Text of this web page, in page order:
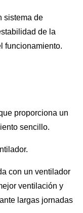
sistema de
de la
funcionamiento.
proporciona un
sencillo.
con un ventilador
ventilación y
largas jornadas